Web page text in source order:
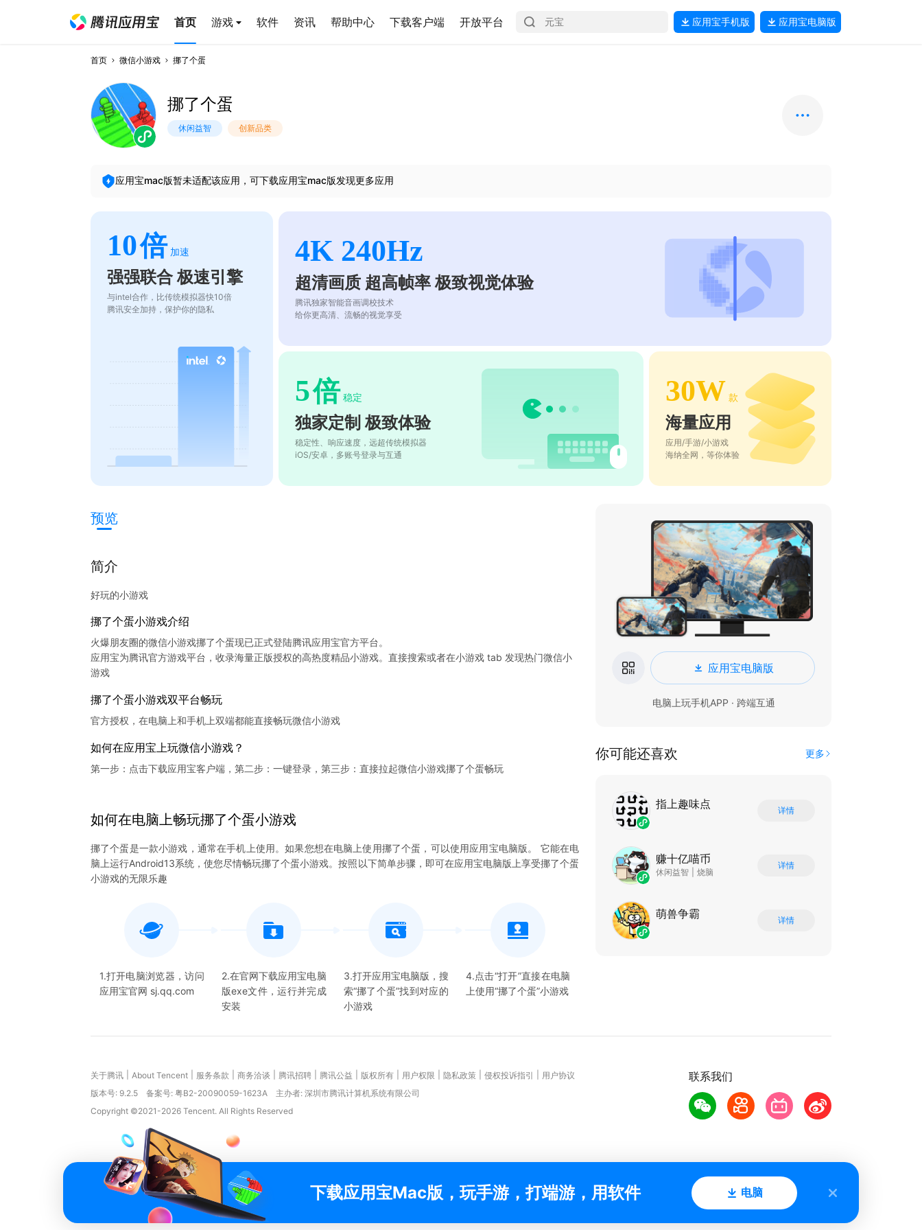
首页 游戏 软件 资讯 帮助中心 下载客户端 开放平台 应用宝手机版 应用宝电脑版
首页 微信小游戏 挪了个蛋
挪了个蛋
休闲益智 创新品类
应用宝mac版暂未适配该应用，可下载应用宝mac版发现更多应用
10倍 加速
强强联合 极速引擎
与intel合作，比传统模拟器快10倍
腾讯安全加持，保护你的隐私
4K 240Hz
超清画质 超高帧率 极致视觉体验
腾讯独家智能音画调校技术
给你更高清、流畅的视觉享受
5倍 稳定
独家定制 极致体验
稳定性、响应速度，远超传统模拟器
iOS/安卓，多账号登录与互通
30W 款
海量应用
应用/手游/小游戏
海纳全网，等你体验
预览
简介
好玩的小游戏
挪了个蛋小游戏介绍
火爆朋友圈的微信小游戏挪了个蛋现已正式登陆腾讯应用宝官方平台。
应用宝为腾讯官方游戏平台，收录海量正版授权的高热度精品小游戏。直接搜索或者在小游戏 tab 发现热门微信小
挪了个蛋小游戏双平台畅玩
官方授权，在电脑上和手机上双端都能直接畅玩微信小游戏
如何在应用宝上玩微信小游戏？
第一步：点击下载应用宝客户端，第二步：一键登录，第三步：直接拉起微信小游戏挪了个蛋畅玩
如何在电脑上畅玩挪了个蛋小游戏
挪了个蛋是一款小游戏，通常在手机上使用。如果您想在电脑上使用挪了个蛋，可以使用应用宝电脑版。 它能在电
脑上运行Android13系统，使您尽情畅玩挪了个蛋小游戏。按照以下简单步骤，即可在应用宝电脑版上享受挪了个蛋
小游戏的无限乐趣
1.打开电脑浏览器，访问
应用宝官网 sj.qq.com
2.在官网下载应用宝电脑
版exe文件，运行并完成
安装
3.打开应用宝电脑版，搜
索“挪了个蛋”找到对应的
小游戏
4.点击“打开”直接在电脑
上使用“挪了个蛋”小游戏
应用宝电脑版
电脑上玩手机APP · 跨端互通
你可能还喜欢 更多
指上趣味点 详情
赚十亿喵币
休闲益智 烧脑
详情
萌兽争霸 详情
联系我们
关于腾讯 About Tencent 服务条款 商务洽谈 腾讯招聘 腾讯公益 版权所有 用户权限 隐私政策 侵权投诉指引
用户协议
版本号: 9.2.5 备案号: 粤B2-20090059-1623A
主办者: 深圳市腾讯计算机系统有限公司
Copyright ©2021-2026 Tencent. All Rights Reserved
下载应用宝Mac版，玩手游，打端游，用软件 电脑